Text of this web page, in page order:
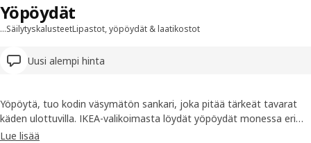
…SäilytyskalusteetLipastot, yöpöydät & laatikostot
Uusi alempi hinta
Yöpöydät
Yöpöytä, tuo kodin väsymätön sankari, joka pitää tärkeät tavarat
käden ulottuvilla. IKEA-valikoimasta löydät yöpöydät monessa eri
tyylissä, joista voit valita kotiisi sopivimman. Psst! Ovellinen tai
Lue lisää